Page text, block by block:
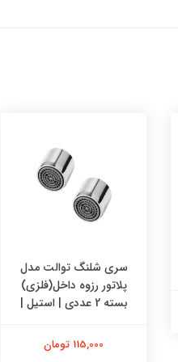
سری شلنگ توالت مدل
پلاتور رزوه داخل(فلزی)
بسته 2 عددی | استیل |
115,000 تومان